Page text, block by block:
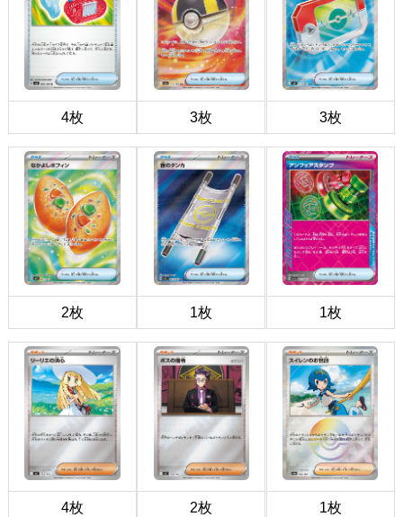
4枚 3枚 3枚
2枚 1枚 1枚
4枚 2枚 1枚